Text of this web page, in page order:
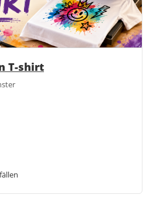
T-shirt